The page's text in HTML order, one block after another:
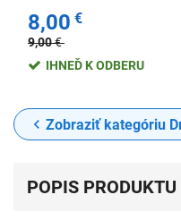
8,00 €
9,00€
IHNEĎ K ODBERU
Zobraziť kategóriu
POPIS PRODUKTU